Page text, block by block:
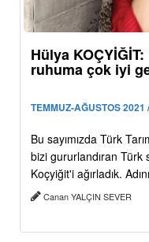
Hülya
ruhuma çok iyi
TEMMUZ-AĞUSTOS 2021
Bu sayımızda Türk
bizi gururlandıran Türk
Koçyiğit'i ağırladık.
Canan YALÇIN SEVER